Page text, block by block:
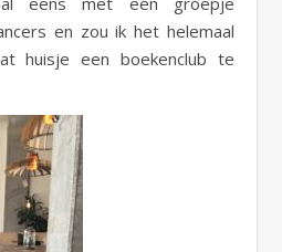
en zou ik het helemaal
huisje een boekenclub te